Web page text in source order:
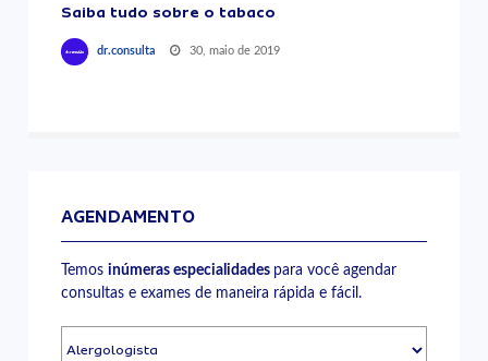
Saiba tudo sobre o tabaco
dr.consulta 30, maio de 2019
AGENDAMENTO
Temosinúmeras especialidades para você agendar
consultas e exames de maneira rápida e fácil.